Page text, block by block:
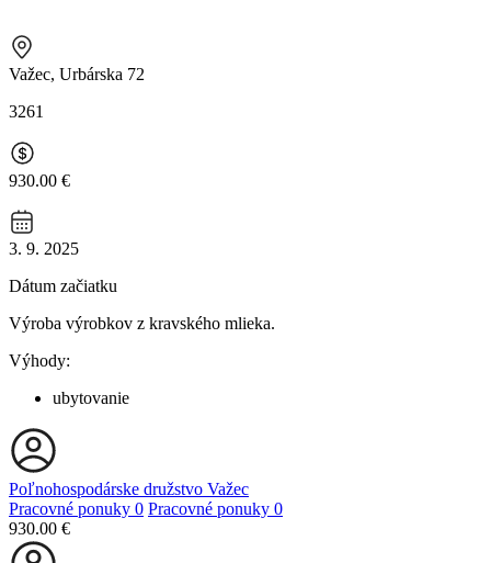
Važec, Urbárska 72
3261
930.00 €
3. 9. 2025
Dátum začiatku
Výroba výrobkov z kravského mlieka.
Výhody:
ubytovanie
Poľnohospodárske družstvo Važec
Pracovné ponuky 0 Pracovné ponuky 0
930.00 €